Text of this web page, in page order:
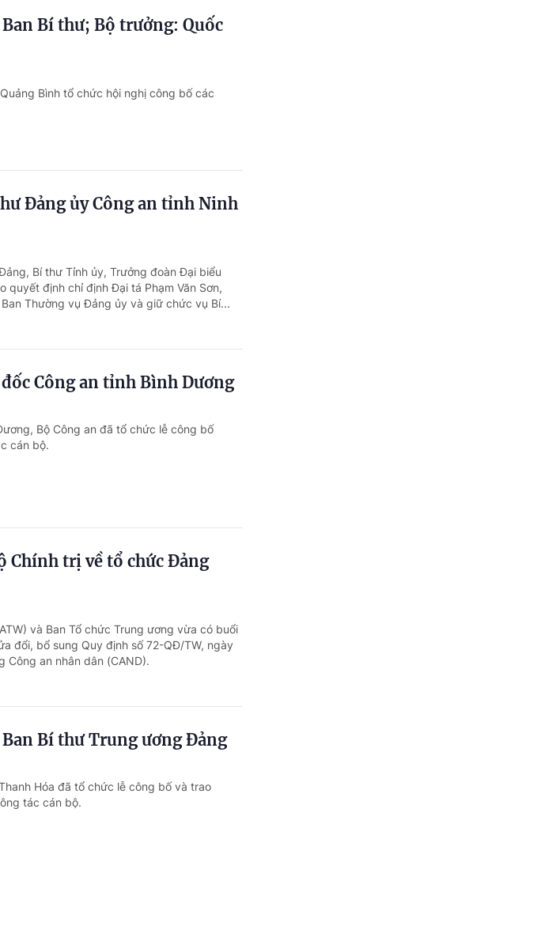
Bí thư; Bộ trưởng: Quốc
Bình tổ chức hội nghị công bố các
Đảng ủy Công an tỉnh Ninh
Bí thư Tỉnh ủy, Trưởng đoàn Đại biểu
quyết định chỉ định Đại tá Phạm Văn Sơn,
Thường vụ Đảng ủy và giữ chức vụ Bí...
Công an tỉnh Bình Dương
Bộ Công an đã tổ chức lễ công bố
cán bộ.
Chính trị về tổ chức Đảng
và Ban Tổ chức Trung ương vừa có buổi
đổi, bổ sung Quy định số 72-QĐ/TW, ngày
an nhân dân (CAND).
Bí thư Trung ương Đảng
Hóa đã tổ chức lễ công bố và trao
tác cán bộ.